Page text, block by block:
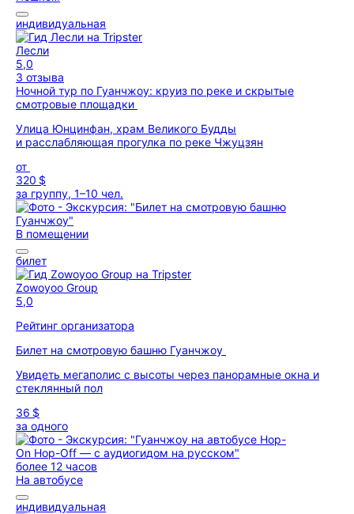
индивидуальная
Лесли
5,0
3 отзыва
Ночной тур по Гуанчжоу: круиз по реке и скрытые
смотровые площадки
Улица Юнцинфан, храм Великого Будды
и расслабляющая прогулка по реке Чжуцзян
от
320 $
за группу, 1–10 чел.
В помещении
билет
Zowoyoo Group
5,0
Рейтинг организатора
Билет на смотровую башню Гуанчжоу
Увидеть мегаполис с высоты через панорамные окна и
стеклянный пол
36 $
за одного
более 12 часов
На автобусе
индивидуальная